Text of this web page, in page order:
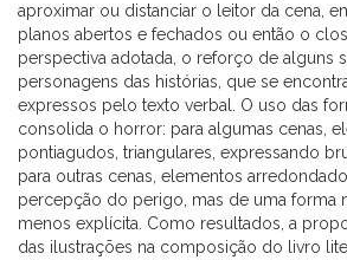
aproximar ou distanciar o leitor da cena,
planos abertos e fechados ou então o
perspectiva adotada, o reforço de alguns
personagens das histórias, que se
expressos pelo texto verbal. O uso das
consolida o horror: para algumas cenas,
pontiagudos, triangulares, expressando
para outras cenas, elementos
percepção do perigo, mas de uma forma
menos explícita. Como resultados, a
das ilustrações na composição do livro